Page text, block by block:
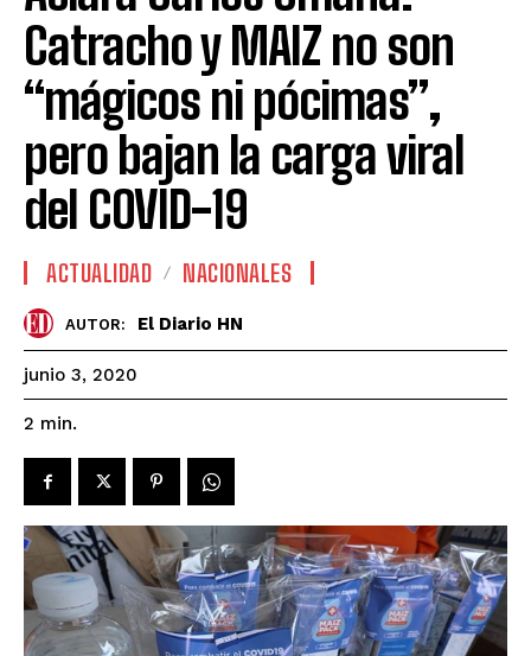
Catracho y MAIZ no son
“mágicos ni pócimas”,
pero bajan la carga viral
del COVID-19
ACTUALIDAD NACIONALES
AUTOR: El Diario HN
junio 3, 2020
2 min.